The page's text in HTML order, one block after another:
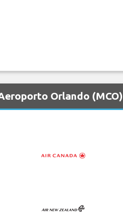
Orlando (MCO)